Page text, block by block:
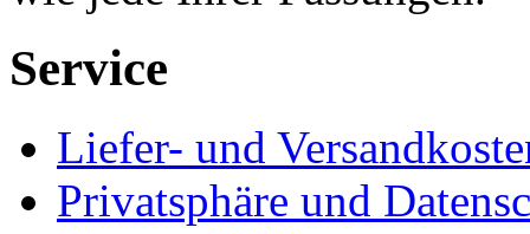
Service
Liefer- und
Privatsphäre und